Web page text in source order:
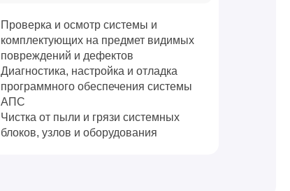
Проверка и осмотр системы и
комплектующих на предмет видимых
повреждений и дефектов
Диагностика, настройка и отладка
программного обеспечения системы
АПС
Чистка от пыли и грязи системных
блоков, узлов и оборудования